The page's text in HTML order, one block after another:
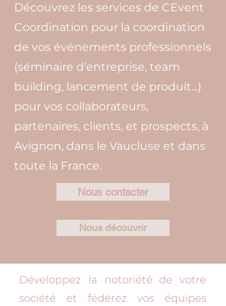
Découvrez les services de CEvent
Coordination pour la coordination
de vos événements professionnels
(séminaire d'entreprise, team
building, lancement de produit...)
pour vos collaborateurs,
partenaires, clients, et prospects, à
Avignon, dans le Vaucluse et dans
toute la France.
Nous contacter
Nous découvrir
Développez la notoriété de votre
société et fédérez vos équipes